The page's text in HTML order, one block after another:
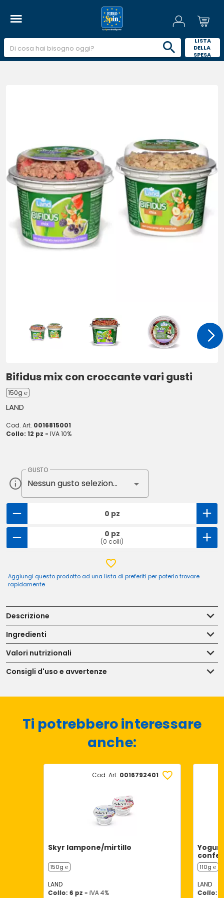
LISTA
DELLA
SPESA
Bifidus mix con croccante vari gusti
150g ℮
LAND
Cod. Art. 0016815001
Collo: 12 pz - IVA 10%
GUSTO
Nessun gusto selezionato
0 pz
0 pz
(0 colli)
Aggiungi questo prodotto ad una lista di preferiti per poterlo trovare
rapidamente
Descrizione
Ingredienti
Valori nutrizionali
Consigli d'uso e avvertenze
Ti potrebbero interessare
anche:
Cod. Art. 0016792401
Skyr lampone/mirtillo
150g ℮
LAND
Collo: 6 pz - IVA 4%
110g ℮
LAND
Collo: